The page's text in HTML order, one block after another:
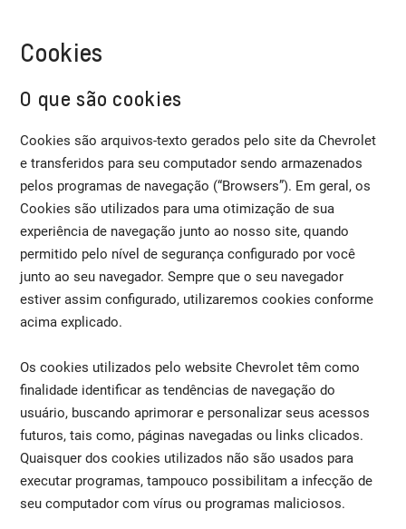
Cookies
O que são cookies
Cookies são arquivos-texto gerados pelo site da Chevrolet
e transferidos para seu computador sendo armazenados
pelos programas de navegação (“Browsers”). Em geral, os
Cookies são utilizados para uma otimização de sua
experiência de navegação junto ao nosso site, quando
permitido pelo nível de segurança configurado por você
junto ao seu navegador. Sempre que o seu navegador
estiver assim configurado, utilizaremos cookies conforme
acima explicado.
Os cookies utilizados pelo website Chevrolet têm como
finalidade identificar as tendências de navegação do
usuário, buscando aprimorar e personalizar seus acessos
futuros, tais como, páginas navegadas ou links clicados.
Quaisquer dos cookies utilizados não são usados para
executar programas, tampouco possibilitam a infecção de
seu computador com vírus ou programas maliciosos.